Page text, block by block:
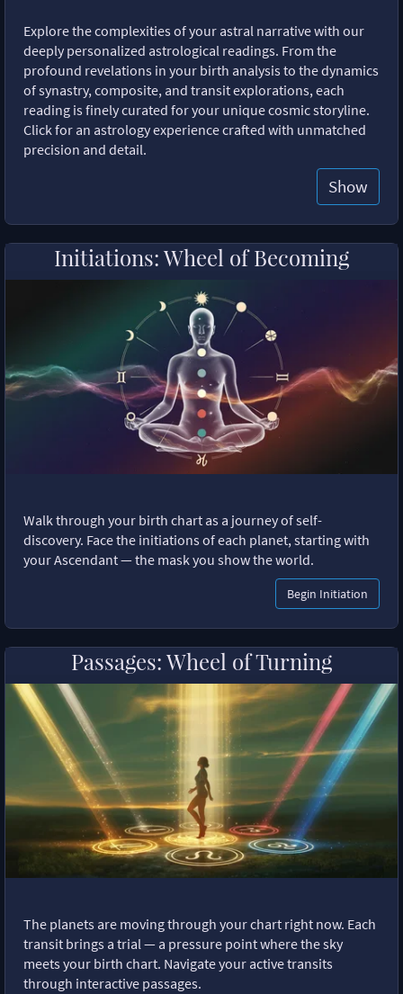
Explore the complexities of your astral narrative with our
deeply personalized astrological readings. From the
profound revelations in your birth analysis to the dynamics
of synastry, composite, and transit explorations, each
reading is finely curated for your unique cosmic storyline.
Click for an astrology experience crafted with unmatched
precision and detail.
Show
Initiations: Wheel of Becoming
Walk through your birth chart as a journey of self-
discovery. Face the initiations of each planet, starting with
your Ascendant — the mask you show the world.
Begin Initiation
Passages: Wheel of Turning
The planets are moving through your chart right now. Each
transit brings a trial — a pressure point where the sky
meets your birth chart. Navigate your active transits
through interactive passages.